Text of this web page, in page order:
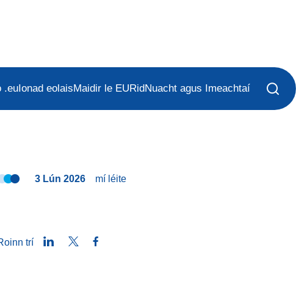
.euIonad eolaisMaidir le EURidNuacht agus Imeachtaí
3 Lún 2026 mí léite
trí LinkedInTwitter